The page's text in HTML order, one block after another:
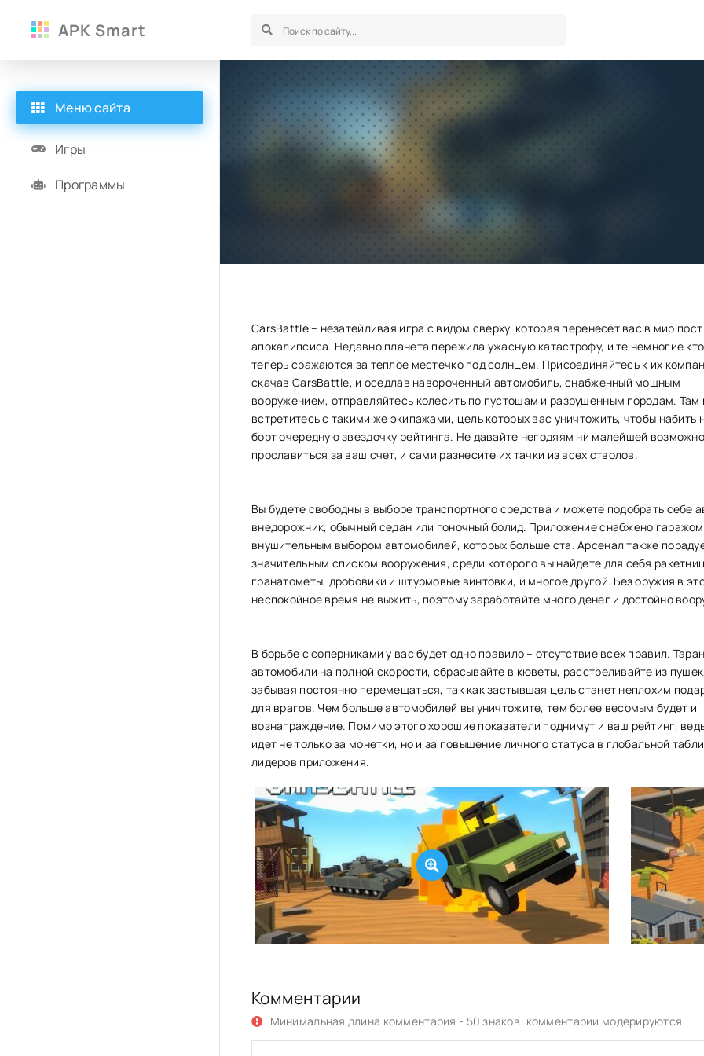
APK Smart
Взломанная CarsBattle
Игры /
Скачать
CarsBattle – незатейливая игра с видом сверху, которая перенесёт вас в мир пост
апокалипсиса. Недавно планета пережила ужасную катастрофу, и те немногие
теперь сражаются за теплое местечко под солнцем. Присоединяйтесь к их
скачав CarsBattle, и оседлав навороченный автомобиль, снабженный мощным
вооружением, отправляйтесь колесить по пустошам и разрушенным городам. Там
встретитесь с такими же экипажами, цель которых вас уничтожить, чтобы набить
борт очередную звездочку рейтинга. Не давайте негодяям ни малейшей
прославиться за ваш счет, и сами разнесите их тачки из всех стволов.
Вы будете свободны в выборе транспортного средства и можете подобрать себе
внедорожник, обычный седан или гоночный болид. Приложение снабжено
внушительным выбором автомобилей, которых больше ста. Арсенал также
значительным списком вооружения, среди которого вы найдете для себя
гранатомёты, дробовики и штурмовые винтовки, и многое другой. Без оружия в
неспокойное время не выжить, поэтому заработайте много денег и достойно
В борьбе с соперниками у вас будет одно правило – отсутствие всех правил.
автомобили на полной скорости, сбрасывайте в кюветы, расстреливайте из
забывая постоянно перемещаться, так как застывшая цель станет неплохим
для врагов. Чем больше автомобилей вы уничтожите, тем более весомым будет и
вознаграждение. Помимо этого хорошие показатели поднимут и ваш рейтинг,
идет не только за монетки, но и за повышение личного статуса в глобальной
лидеров приложения.
Комментарии
Минимальная длина комментария - 50 знаков. комментарии модерируются
Меню сайта
Игры
Программы